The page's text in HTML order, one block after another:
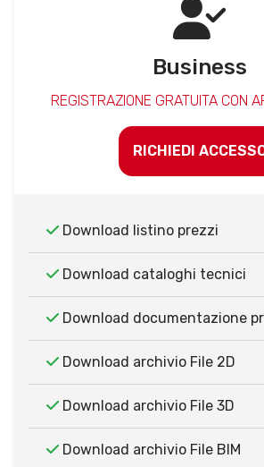
Business
REGISTRAZIONE GRATUITA CON
RICHIEDI
Download listino prezzi
Download cataloghi tecnici
Download documentazione
Download archivio File 2D
Download archivio File 3D
Download archivio File BIM